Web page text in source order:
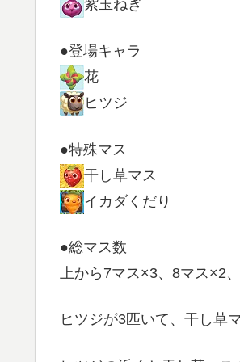
紫玉ねぎ
●登場キャラ
花
ヒツジ
●特殊マス
干し草マス
イカダくだり
●総マス数
上から7マス×3、8マス×2
ヒツジが3匹いて、干し草